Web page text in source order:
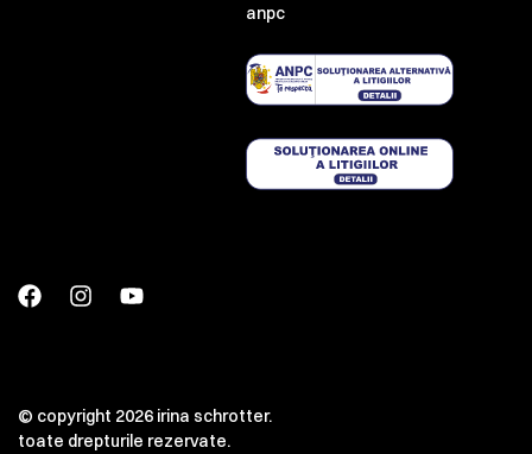
anpc
© copyright 2026 irina schrotter.
toate drepturile rezervate.